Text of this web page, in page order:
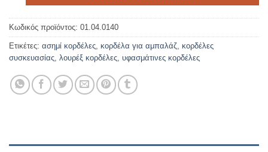
Κωδικός προϊόντος: 01.04.0140
Ετικέτες: ασημί κορδέλες, κορδέλα για αμπαλάζ, κορδέλες
συσκευασίας, λουρέξ κορδέλες, υφασμάτινες κορδέλες